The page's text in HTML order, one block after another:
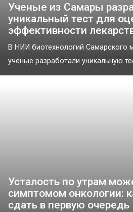
Ученые из Самары
уникальный тест для
эффективности
В НИИ биотехнологий Самарского
ученые разработали уникальную
Усталость по утрам
симптомом онкологии:
сдать в первую очередь